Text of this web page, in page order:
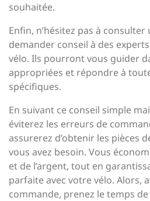
souhaitée.
Enfin, n’hésitez pas à
demander conseil à des
vélo. Ils pourront vous guider
appropriées et répondre à
spécifiques.
En suivant ce conseil simple
éviterez les erreurs de
assurerez d’obtenir les pièces
vous avez besoin. Vous
et de l’argent, tout en
parfaite avec votre vélo. Alors,
commande, prenez le temps